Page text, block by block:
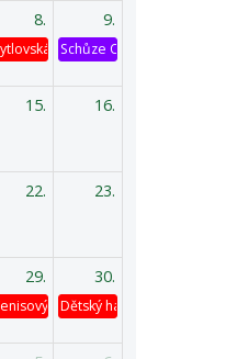
8.
káď
9.
Schůze OV
15. 16.
22. 23.
29.
turnaj
30.
Dětský hasičský výlet